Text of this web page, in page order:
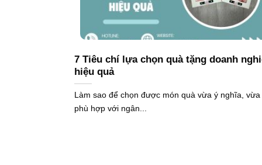
7 Tiêu chí lựa chọn quà tặng doanh
hiệu quả
Làm sao để chọn được món quà vừa ý nghĩa, vừa
phù hợp với ngân...